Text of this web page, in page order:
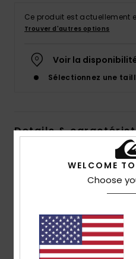
Ce produit est actuellement
Trouver d'autres options
Voir la
Sélectionnez une
Details &
Short de bain Noir Homme
EQYJV04048
Matière :polyester
Taille :taille élastique
WELCOME
Choose